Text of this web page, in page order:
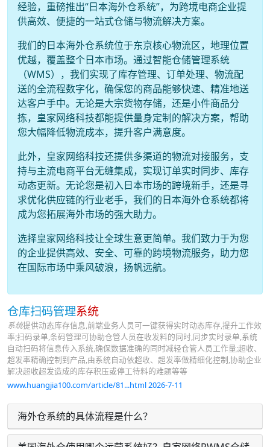
经验，重磅推出“日本海外仓系统”，为跨境电商企业提
供高效、便捷的一站式仓储与物流解决方案。
我们的日本海外仓系统位于东京核心物流区，地理位置
优越，覆盖整个日本市场。通过智能仓储管理系统
（WMS），我们实现了库存管理、订单处理、物流配
送的全流程数字化，确保您的商品能够快速、精准地送
达客户手中。无论是大宗货物存储，还是小件商品分
拣，皇家网络科技都能提供量身定制的解决方案，帮助
您大幅降低物流成本，提升客户满意度。
此外，皇家网络科技还提供多渠道的物流对接服务，支
持与主流电商平台无缝集成，实现订单实时同步、库存
动态更新。无论您是初入日本市场的跨境新手，还是寻
求优化供应链的行业老手，我们的日本海外仓系统都将
成为您拓展海外市场的强大助力。
选择皇家网络科技让全球生意更简单。我们致力于为您
的企业提供高效、安全、可靠的跨境物流服务，助力您
在国际市场中乘风破浪，扬帆远航。
仓库扫码管理系统
系统提供动态库存信息,前端业务人员可一键获得实时动态库存,提升工作效
率;扫码录单,条码管理可协助仓管人员在收发料的同时,同步实时录单,系统
自动扫码将信息传入系统,确保数据准确的同时减轻仓管人员工作量;超收、
超发率精确控制到产品,由系统自动依超收、超发率做精细化控制,协助企业
解决超收超发造成的库存积压或停工待料的难题等等
www.huangjia100.com/article/81...html 2026-7-11
海外仓系统的具体流程是什么？